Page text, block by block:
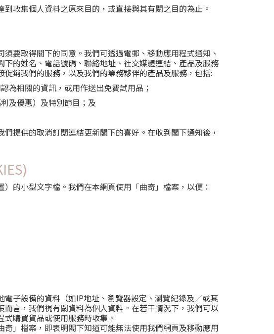
收集個人資料之原來目的，或直接與其有關之目的為止。
要取得閣下的同意。我們可透過電郵、移動應用程式通知、
的姓名、電話號碼、聯絡地址、社交媒體連結、產品及服務
銷我們的服務，以及我們的業務夥伴的產品及服務，包括:
為相關的資訊，或用作送出免費試用品；
及優惠）及特別節目；及
提供的取消訂閱連結更新閣下的喜好。在收到閣下通知後，
的小型文字檔。我們在本網頁使用「曲奇」檔案，以便：
子設備的資料（如IP地址、瀏覽器設定、瀏覽紀錄及／或其
言，我們視有關資料為個人資料。在若干情況下，我們可以
購買貨品或使用服務時收集。
」檔案，即表明閣下知道可能無法使用我們網頁及移動應用